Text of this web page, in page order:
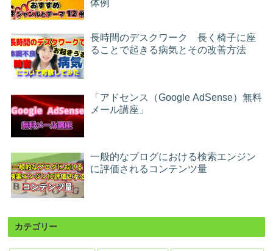
体例
長時間のデスクワーク 長く椅子に座
ることで起きる病気とその改善方法
「アドセンス（Google AdSense）無料
メール講座」
一般的なブログにおける検索エンジン
に評価されるコンテンツ量
カテゴリー